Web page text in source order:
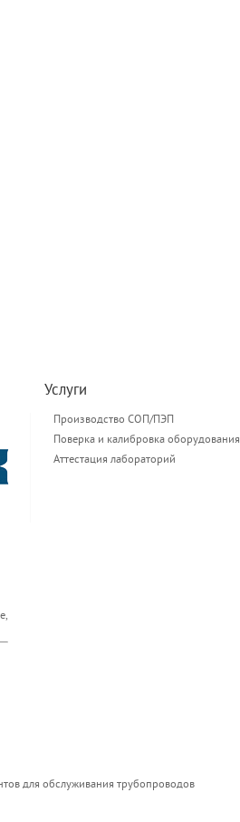
Услуги
Производство СОП/ПЭП
Поверка и калибровка оборудования
Аттестация лабораторий
для обслуживания трубопроводов